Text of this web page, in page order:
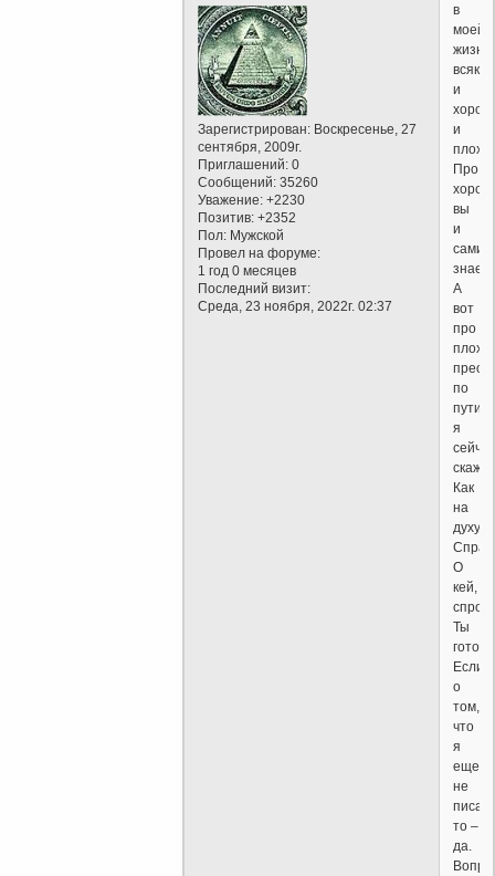
Зарегистрирован: Воскресенье, 27
сентября, 2009г.
Приглашений: 0
Сообщений: 35260
Уважение: +2230
Позитив: +2352
Пол: Мужской
Провел на форуме:
1 год 0 месяцев
Последний визит:
Среда, 23 ноября, 2022г. 02:37
в
моей
жизни
и
и
плохо.
Про
вы
и
сами
А
вот
про
по
пути,
я
сейчас
скажу.
Как
на
духу.
О
кей,
Ты
готов?
Если
о
том,
что
я
еще
не
писал,
то –
да.